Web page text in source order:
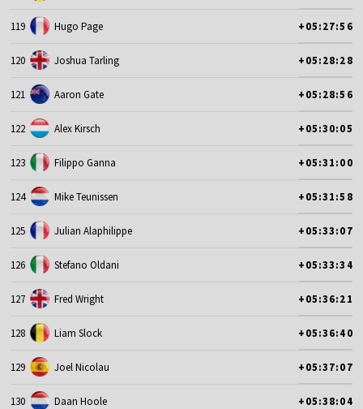
119 Hugo Page +05:27:56
120 Joshua Tarling +05:28:28
121 Aaron Gate +05:28:56
122 Alex Kirsch +05:30:05
123 Filippo Ganna +05:31:00
124 Mike Teunissen +05:31:58
125 Julian Alaphilippe +05:33:07
126 Stefano Oldani +05:33:34
127 Fred Wright +05:36:21
128 Liam Slock +05:36:40
129 Joel Nicolau +05:37:07
130 Daan Hoole +05:38:04